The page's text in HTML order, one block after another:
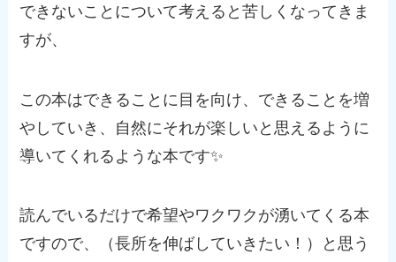
できないことについて考えると苦しくなってきま
すが、
この本はできることに目を向け、できることを増
やしていき、自然にそれが楽しいと思えるように
導いてくれるような本です✨
読んでいるだけで希望やワクワクが湧いてくる本
ですので、（長所を伸ばしていきたい！）と思う